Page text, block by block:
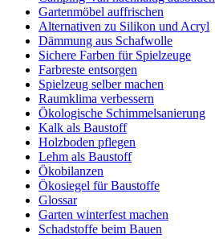
Gartenmöbel auffrischen
Alternativen zu Silikon und Acryl
Dämmung aus Schafwolle
Sichere Farben für Spielzeuge
Farbreste entsorgen
Spielzeug selber machen
Raumklima verbessern
Ökologische Schimmelsanierung
Kalk als Baustoff
Holzboden pflegen
Lehm als Baustoff
Ökobilanzen
Ökosiegel für Baustoffe
Glossar
Garten winterfest machen
Schadstoffe beim Bauen